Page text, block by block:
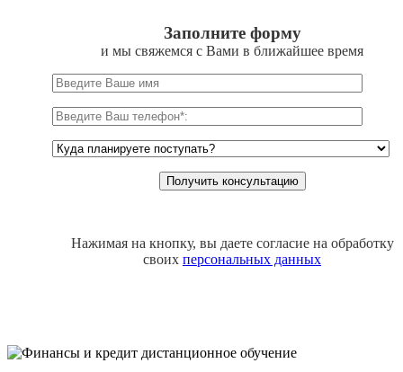
Заполните форму
и мы свяжемся с Вами в ближайшее время
Нажимая на кнопку, вы даете согласие на обработку
своих персональных данных